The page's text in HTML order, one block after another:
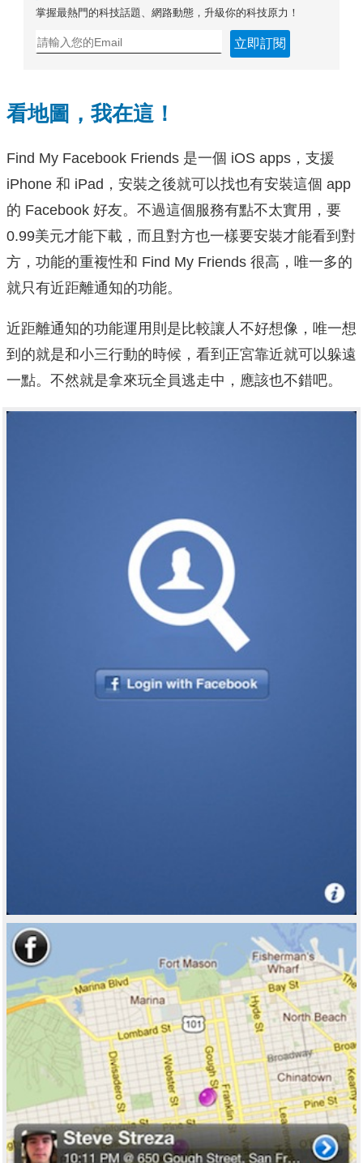
掌握最熱門的科技話題、網路動態，升級你的科技原力！
立即訂閱
看地圖，我在這！
Find My Facebook Friends 是一個 iOS apps，支援
iPhone 和 iPad，安裝之後就可以找也有安裝這個 app
的 Facebook 好友。不過這個服務有點不太實用，要
0.99美元才能下載，而且對方也一樣要安裝才能看到對
方，功能的重複性和 Find My Friends 很高，唯一多的
就只有近距離通知的功能。
近距離通知的功能運用則是比較讓人不好想像，唯一想
到的就是和小三行動的時候，看到正宮靠近就可以躲遠
一點。不然就是拿來玩全員逃走中，應該也不錯吧。